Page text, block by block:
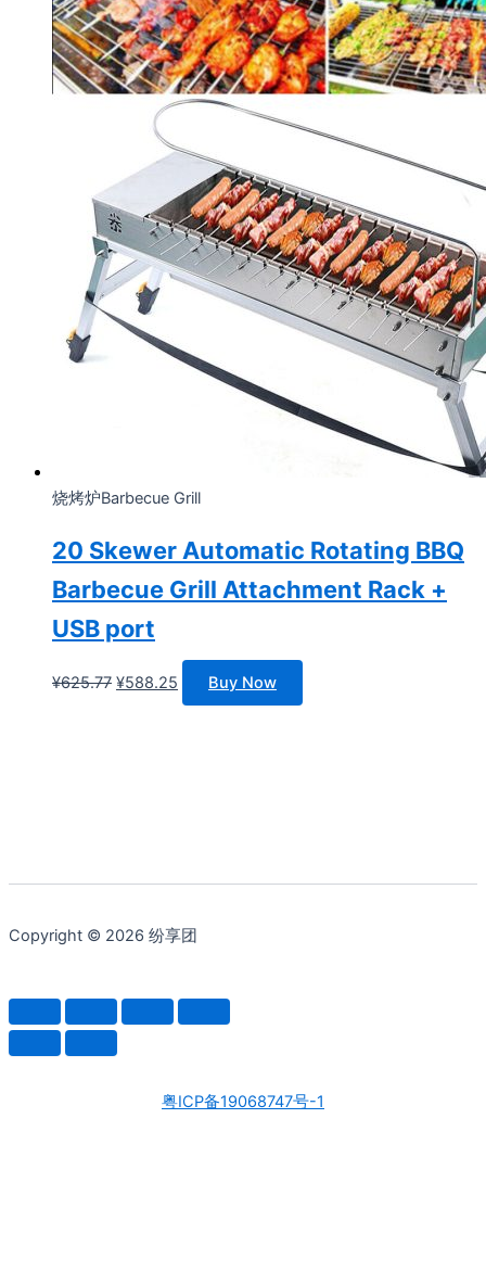
烧烤炉Barbecue Grill
20 Skewer Automatic Rotating BBQ
Barbecue Grill Attachment Rack +
USB port
¥625.77 原
¥588.25
前
Buy Now
Copyright © 2026 纷享团
粤ICP备19068747号-1